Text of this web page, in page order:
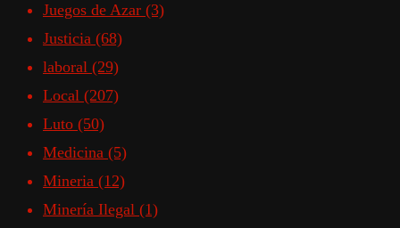
Juegos de Azar (3)
Justicia (68)
laboral (29)
Local (207)
Luto (50)
Medicina (5)
Mineria (12)
Minería Ilegal (1)